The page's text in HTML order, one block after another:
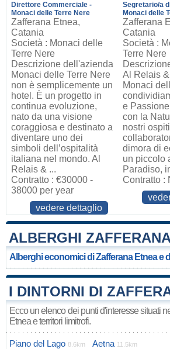
Direttore Commerciale -
Monaci delle Terre Nere
Zafferana Etnea,
Catania
Società : Monaci delle
Terre Nere
Descrizione dell'azienda
Monaci delle Terre Nere
non è semplicemente un
hotel. È un progetto in
continua evoluzione,
nato da una visione
coraggiosa e destinato a
diventare uno dei
simboli dell’ospitalità
italiana nel mondo. Al
Relais & ...
Contratto : €30000 -
38000 per year
vedere dettaglio
Segretario/a
Monaci delle
Zafferana
Catania
Società :
Terre Nere
Al Relais
Monaci
e
con la
nostri
dimora di
un piccolo
Paradiso,
Contratto :
ALBERGHI
Alberghi economici di Zafferana Etnea e
I DINTORNI DI
Ecco un elenco dei punti d'interesse situati
Etnea e territori limitrofi.
Piano del Lago 8.6km Aetna 11.5km